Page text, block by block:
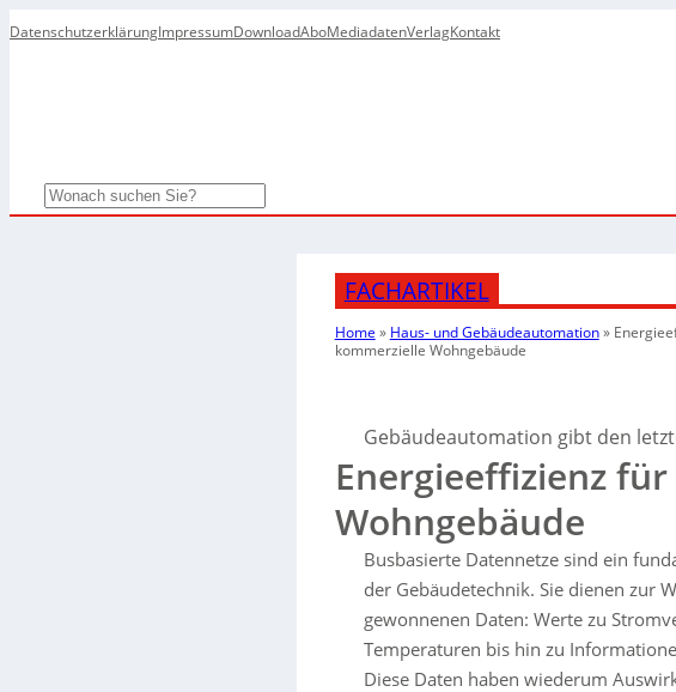
DatenschutzerklärungImpressumDownloadAboMediadatenVerlagKontakt
Search
FACHARTIKEL
Home » Haus- und Gebäudeautomation»
kommerzielle Wohngebäude
Gebäudeautomation gibt den
Energieeffizienz
Wohngebäude
Busbasierte Datennetze sind ein
der Gebäudetechnik. Sie dienen zur
gewonnenen Daten: Werte zu
Temperaturen bis hin zu
Diese Daten haben wiederum